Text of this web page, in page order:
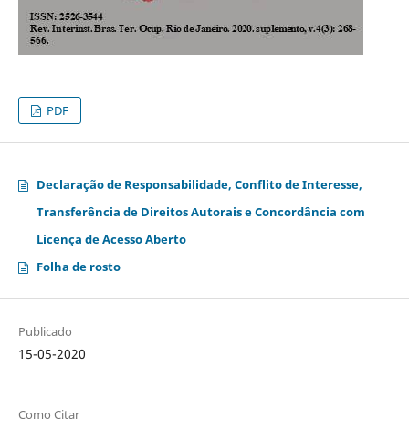
PDF
Declaração de Responsabilidade, Conflito de Interesse,
Transferência de Direitos Autorais e Concordância com
Licença de Acesso Aberto
Folha de rosto
Publicado
15-05-2020
Como Citar